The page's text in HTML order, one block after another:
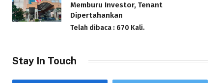
Memburu Investor, Tenant
Dipertahankan
Telah dibaca : 670 Kali.
Stay In Touch